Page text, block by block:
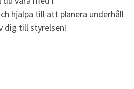
hjälpa till att planera underhåll
dig till styrelsen!